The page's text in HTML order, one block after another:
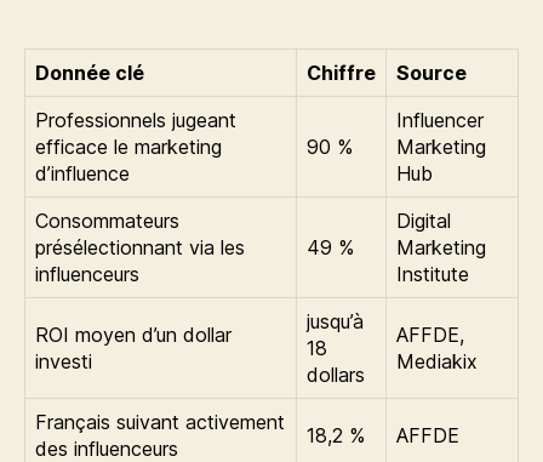
Donnée clé Chiffre
Source
Professionnels jugeant
efficace le marketing
d’influence
90 %
Influencer
Marketing
Hub
Consommateurs
présélectionnant via les
influenceurs
49 %
Digital
Marketing
Institute
ROI moyen d’un dollar
investi
jusqu’à
18
dollars
AFFDE,
Mediakix
Français suivant activement
des influenceurs
18,2 % AFFDE